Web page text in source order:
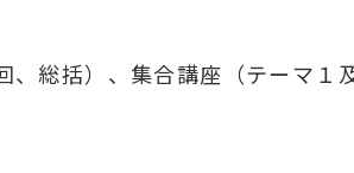
総括）、集合講座（テーマ１